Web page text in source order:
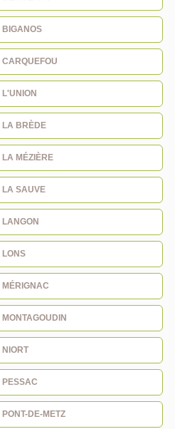
BIGANOS
LA BRÈDE
MÉZIÈRE
LA SAUVE
LONS
NIORT
PESSAC
DE-METZ